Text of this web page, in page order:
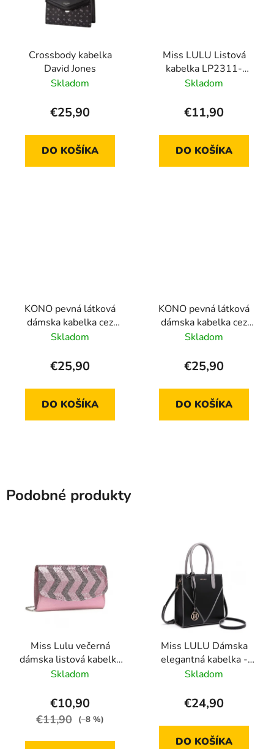
Crossbody kabelka
David Jones
Skladom
€25,90
DO KOŠÍKA
Miss LULU Listová
kabelka LP2311-
zeleno-čierna
Skladom
€11,90
DO KOŠÍKA
KONO pevná látková
dámska kabelka cez
rameno čierna
Skladom
€25,90
DO KOŠÍKA
KONO pevná látková
dámska kabelka cez
rameno - Fuchsia
Skladom
€25,90
DO KOŠÍKA
Podobné produkty
Miss Lulu večerná
dámska listová kabelka
s flitrami LP2311,
Skladom
€10,90
€11,90 (–8 %)
Miss LULU Dámska
elegantná kabelka -
čierna
Skladom
€24,90
DO KOŠÍKA